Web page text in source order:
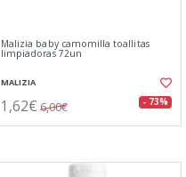
Malizia baby camomilla toallitas
limpiadoras 72un
MALIZIA
1,62€ 6,00€ - 73%